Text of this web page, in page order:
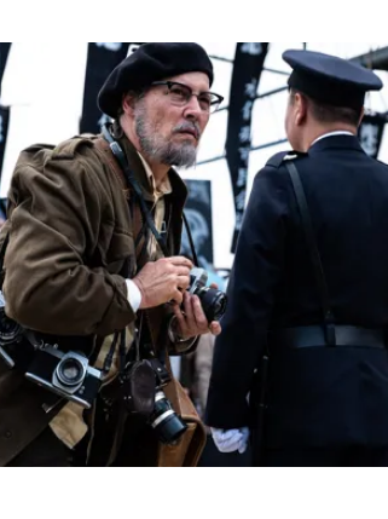
犯的錯誤，也不過就是在不對的時間出現。
察覺？本片原名「野性阿姆斯特丹」（Wild
思義就是探討這座城市「有多野」，而這個
野生動物來定義。跟著阿巴圖圖逛阿姆斯特
王」人